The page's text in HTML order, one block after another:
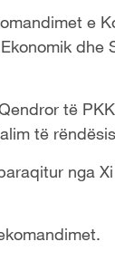
e
dhe
të
të
nga